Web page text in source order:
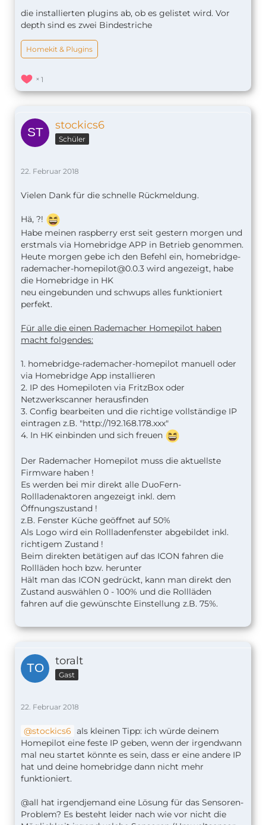
die installierten plugins ab, ob es gelistet wird. Vor
depth sind es zwei Bindestriche
Homekit & Plugins
1
stockics6
Schüler
22. Februar 2018
Vielen Dank für die schnelle Rückmeldung.
Hä, ?!
Habe meinen raspberry erst seit gestern morgen und
erstmals via Homebridge APP in Betrieb genommen.
Heute morgen gebe ich den Befehl ein, homebridge-
rademacher-homepilot@0.0.3 wird angezeigt, habe
die Homebridge in HK
neu eingebunden und schwups alles funktioniert
perfekt.
Für alle die einen Rademacher Homepilot haben
macht folgendes:
1. homebridge-rademacher-homepilot manuell oder
via Homebridge App installieren
2. IP des Homepiloten via FritzBox oder
Netzwerkscanner herausfinden
3. Config bearbeiten und die richtige vollständige IP
eintragen z.B. "http://192.168.178.xxx"
4. In HK einbinden und sich freuen
Der Rademacher Homepilot muss die aktuellste
Firmware haben !
Es werden bei mir direkt alle DuoFern-
Rollladenaktoren angezeigt inkl. dem
Öffnungszustand !
z.B. Fenster Küche geöffnet auf 50%
Als Logo wird ein Rollladenfenster abgebildet inkl.
richtigem Zustand !
Beim direkten betätigen auf das ICON fahren die
Rollläden hoch bzw. herunter
Hält man das ICON gedrückt, kann man direkt den
Zustand auswählen 0 - 100% und die Rollläden
fahren auf die gewünschte Einstellung z.B. 75%.
toralt
Gast
22. Februar 2018
stockics6 als kleinen Tipp: ich würde deinem
Homepilot eine feste IP geben, wenn der irgendwann
mal neu startet könnte es sein, dass er eine andere IP
hat und deine homebridge dann nicht mehr
funktioniert.
@all hat irgendjemand eine Lösung für das Sensoren-
Problem? Es besteht leider nach wie vor nicht die